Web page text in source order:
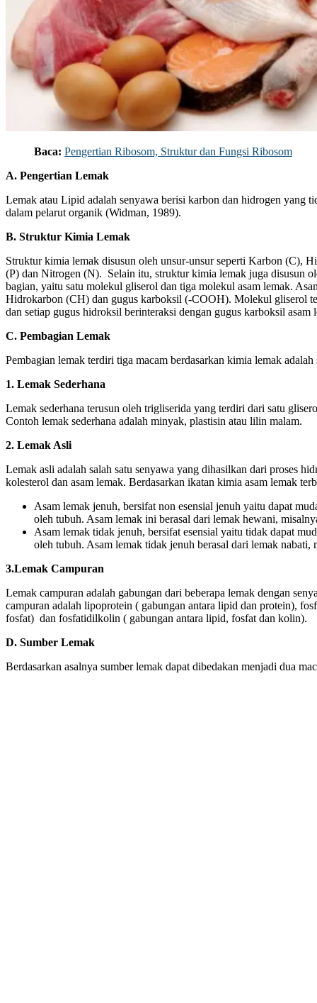
Baca: Pengertian Ribosom, Struktur dan Fungsi Ribosom
A. Pengertian Lemak
Lemak atau Lipid adalah senyawa berisi karbon dan hidrogen yang
dalam pelarut organik (Widman, 1989).
B. Struktur Kimia Lemak
Struktur kimia lemak disusun oleh unsur-unsur seperti Karbon (C),
(P) dan Nitrogen (N). Selain itu, struktur kimia lemak juga disusun
bagian, yaitu satu molekul gliserol dan tiga molekul asam lemak.
Hidrokarbon (CH) dan gugus karboksil (-COOH). Molekul gliserol
dan setiap gugus hidroksil berinteraksi dengan gugus karboksil asam
C. Pembagian Lemak
Pembagian lemak terdiri tiga macam berdasarkan kimia lemak adalah
1. Lemak Sederhana
Lemak sederhana terusun oleh trigliserida yang terdiri dari satu
Contoh lemak sederhana adalah minyak, plastisin atau lilin malam.
2. Lemak Asli
Lemak asli adalah salah satu senyawa yang dihasilkan dari proses
kolesterol dan asam lemak. Berdasarkan ikatan kimia asam lemak
Asam lemak jenuh, bersifat non esensial jenuh yaitu dapat
oleh tubuh. Asam lemak ini berasal dari lemak hewani,
Asam lemak tidak jenuh, bersifat esensial yaitu tidak dapat
oleh tubuh. Asam lemak tidak jenuh berasal dari lemak nabati,
3.Lemak Campuran
Lemak campuran adalah gabungan dari beberapa lemak dengan
campuran adalah lipoprotein ( gabungan antara lipid dan protein),
fosfat) dan fosfatidilkolin ( gabungan antara lipid, fosfat dan kolin).
D. Sumber Lemak
Berdasarkan asalnya sumber lemak dapat dibedakan menjadi dua